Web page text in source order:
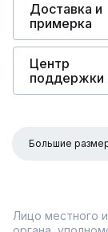
Доставка и
примерка
Центр
поддержки
Большие
Лицо местного